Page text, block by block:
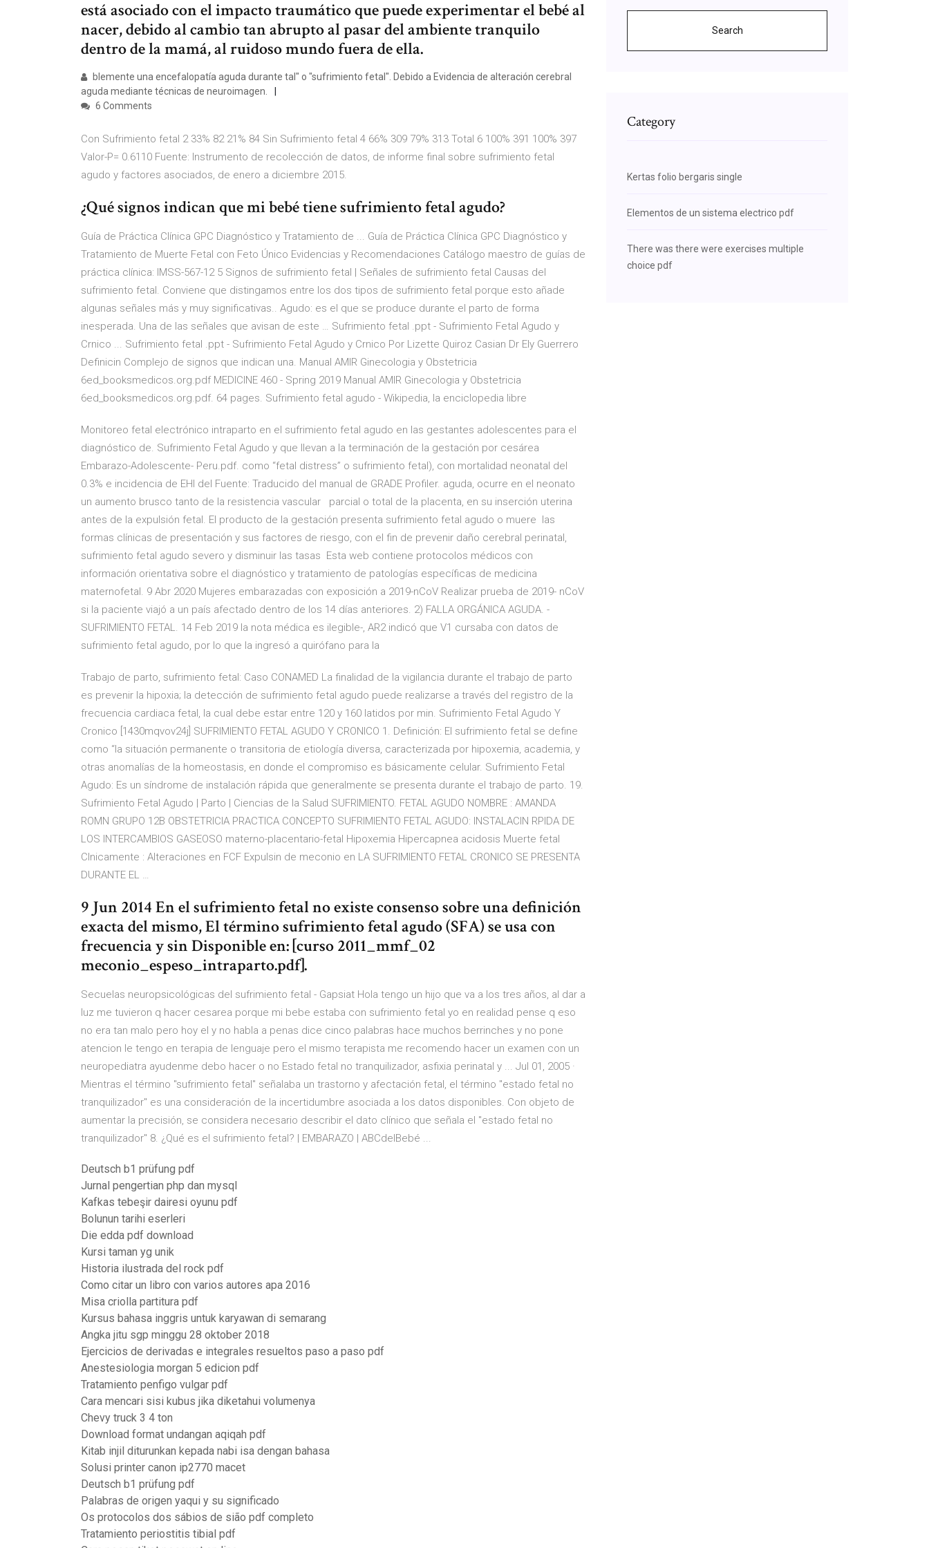
está asociado con el impacto traumático que puede experimentar el bebé al
nacer, debido al cambio tan abrupto al pasar del ambiente tranquilo
dentro de la mamá, al ruidoso mundo fuera de ella.
blemente una encefalopatía aguda durante tal" o "sufrimiento fetal". Debido a Evidencia de alteración cerebral
aguda mediante técnicas de neuroimagen.
6 Comments
Con Sufrimiento fetal 2 33% 82 21% 84 Sin Sufrimiento fetal 4 66% 309 79% 313 Total 6 100% 391 100% 397
Valor-P= 0.6110 Fuente: Instrumento de recolección de datos, de informe final sobre sufrimiento fetal
agudo y factores asociados, de enero a diciembre 2015.
¿Qué signos indican que mi bebé tiene sufrimiento fetal agudo?
Guía de Práctica Clínica GPC Diagnóstico y Tratamiento de ... Guía de Práctica Clínica GPC Diagnóstico y
Tratamiento de Muerte Fetal con Feto Único Evidencias y Recomendaciones Catálogo maestro de guías de
práctica clínica: IMSS-567-12 5 Signos de sufrimiento fetal | Señales de sufrimiento fetal Causas del
sufrimiento fetal. Conviene que distingamos entre los dos tipos de sufrimiento fetal porque esto añade
algunas señales más y muy significativas.. Agudo: es el que se produce durante el parto de forma
inesperada. Una de las señales que avisan de este … Sufrimiento fetal .ppt - Sufrimiento Fetal Agudo y
Crnico ... Sufrimiento fetal .ppt - Sufrimiento Fetal Agudo y Crnico Por Lizette Quiroz Casian Dr Ely Guerrero
Definicin Complejo de signos que indican una. Manual AMIR Ginecologia y Obstetricia
6ed_booksmedicos.org.pdf MEDICINE 460 - Spring 2019 Manual AMIR Ginecologia y Obstetricia
6ed_booksmedicos.org.pdf. 64 pages. Sufrimiento fetal agudo - Wikipedia, la enciclopedia libre
Monitoreo fetal electrónico intraparto en el sufrimiento fetal agudo en las gestantes adolescentes para el
diagnóstico de. Sufrimiento Fetal Agudo y que llevan a la terminación de la gestación por cesárea
Embarazo-Adolescente- Peru.pdf. como “fetal distress” o sufrimiento fetal), con mortalidad neonatal del
0.3% e incidencia de EHI del Fuente: Traducido del manual de GRADE Profiler. aguda, ocurre en el neonato
un aumento brusco tanto de la resistencia vascular parcial o total de la placenta, en su inserción uterina
antes de la expulsión fetal. El producto de la gestación presenta sufrimiento fetal agudo o muere las
formas clínicas de presentación y sus factores de riesgo, con el fin de prevenir daño cerebral perinatal,
sufrimiento fetal agudo severo y disminuir las tasas Esta web contiene protocolos médicos con
información orientativa sobre el diagnóstico y tratamiento de patologías específicas de medicina
maternofetal. 9 Abr 2020 Mujeres embarazadas con exposición a 2019-nCoV Realizar prueba de 2019- nCoV
si la paciente viajó a un país afectado dentro de los 14 días anteriores. 2) FALLA ORGÁNICA AGUDA. -
SUFRIMIENTO FETAL. 14 Feb 2019 la nota médica es ilegible-, AR2 indicó que V1 cursaba con datos de
sufrimiento fetal agudo, por lo que la ingresó a quirófano para la
Trabajo de parto, sufrimiento fetal: Caso CONAMED La finalidad de la vigilancia durante el trabajo de parto
es prevenir la hipoxia; la detección de sufrimiento fetal agudo puede realizarse a través del registro de la
frecuencia cardiaca fetal, la cual debe estar entre 120 y 160 latidos por min. Sufrimiento Fetal Agudo Y
Cronico [1430mqvov24j] SUFRIMIENTO FETAL AGUDO Y CRONICO 1. Definición: El sufrimiento fetal se define
como “la situación permanente o transitoria de etiología diversa, caracterizada por hipoxemia, academia, y
otras anomalías de la homeostasis, en donde el compromiso es básicamente celular. Sufrimiento Fetal
Agudo: Es un síndrome de instalación rápida que generalmente se presenta durante el trabajo de parto. 19.
Sufrimiento Fetal Agudo | Parto | Ciencias de la Salud SUFRIMIENTO. FETAL AGUDO NOMBRE : AMANDA
ROMN GRUPO 12B OBSTETRICIA PRACTICA CONCEPTO SUFRIMIENTO FETAL AGUDO: INSTALACIN RPIDA DE
LOS INTERCAMBIOS GASEOSO materno-placentario-fetal Hipoxemia Hipercapnea acidosis Muerte fetal
Clnicamente : Alteraciones en FCF Expulsin de meconio en LA SUFRIMIENTO FETAL CRONICO SE PRESENTA
DURANTE EL …
9 Jun 2014 En el sufrimiento fetal no existe consenso sobre una definición
exacta del mismo, El término sufrimiento fetal agudo (SFA) se usa con
frecuencia y sin Disponible en: [curso 2011_mmf_02
meconio_espeso_intraparto.pdf].
Secuelas neuropsicológicas del sufrimiento fetal - Gapsiat Hola tengo un hijo que va a los tres años, al dar a
luz me tuvieron q hacer cesarea porque mi bebe estaba con sufrimiento fetal yo en realidad pense q eso
no era tan malo pero hoy el y no habla a penas dice cinco palabras hace muchos berrinches y no pone
atencion le tengo en terapia de lenguaje pero el mismo terapista me recomendo hacer un examen con un
neuropediatra ayudenme debo hacer o no Estado fetal no tranquilizador, asfixia perinatal y ... Jul 01, 2005 ·
Mientras el término "sufrimiento fetal" señalaba un trastorno y afectación fetal, el término "estado fetal no
tranquilizador" es una consideración de la incertidumbre asociada a los datos disponibles. Con objeto de
aumentar la precisión, se considera necesario describir el dato clínico que señala el "estado fetal no
tranquilizador" 8. ¿Qué es el sufrimiento fetal? | EMBARAZO | ABCdelBebé ...
Deutsch b1 prüfung pdf
Jurnal pengertian php dan mysql
Kafkas tebeşir dairesi oyunu pdf
Bolunun tarihi eserleri
Die edda pdf download
Kursi taman yg unik
Historia ilustrada del rock pdf
Como citar un libro con varios autores apa 2016
Misa criolla partitura pdf
Kursus bahasa inggris untuk karyawan di semarang
Angka jitu sgp minggu 28 oktober 2018
Ejercicios de derivadas e integrales resueltos paso a paso pdf
Anestesiologia morgan 5 edicion pdf
Tratamiento penfigo vulgar pdf
Cara mencari sisi kubus jika diketahui volumenya
Chevy truck 3 4 ton
Download format undangan aqiqah pdf
Kitab injil diturunkan kepada nabi isa dengan bahasa
Solusi printer canon ip2770 macet
Deutsch b1 prüfung pdf
Palabras de origen yaqui y su significado
Os protocolos dos sábios de sião pdf completo
Tratamiento periostitis tibial pdf
Search
Category
Kertas folio bergaris single
Elementos de un sistema electrico pdf
There was there were exercises multiple
choice pdf